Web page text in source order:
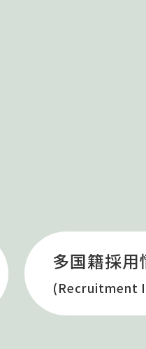
多国籍採用
(Recruitment